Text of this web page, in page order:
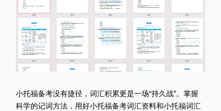
小托福备考没有捷径，词汇积累更是一场“持久战”。掌握
科学的记词方法，用好小托福备考词汇资料和小托福词汇